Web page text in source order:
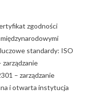
zgodności
standardy: ISO
zarządzanie
– zarządzanie
i otwarta instytucja